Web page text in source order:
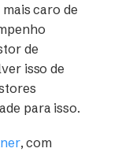
caro de
de
isso de
para isso.
, com